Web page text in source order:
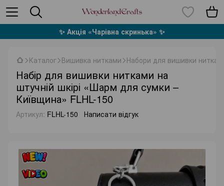
✨ Акція «Чарівна скринька» ✨
Каталог Вишивка нитками Набори для вишивки
Набір для вишивки нитками на
штучній шкірі «Шарм для сумки –
Київщина» FLHL-150
Артикул: FLHL-150 Написати відгук